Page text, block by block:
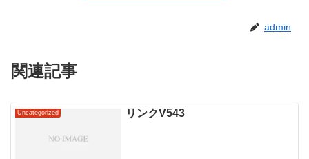
admin
関連記事
Uncategorized リンクV543